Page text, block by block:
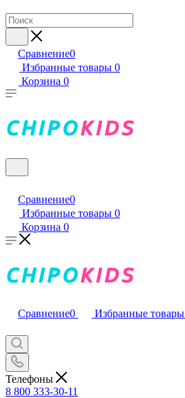
Сравнение0
Избранные товары 0
Корзина 0
Сравнение0
Избранные товары 0
Корзина 0
Сравнение0 Избранные товары
Телефоны
8 800 333-30-11